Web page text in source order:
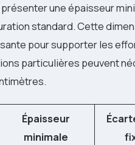
une épaisseur
standard. Cette
pour supporter les
particulières peuvent
Épaisseur
minimale